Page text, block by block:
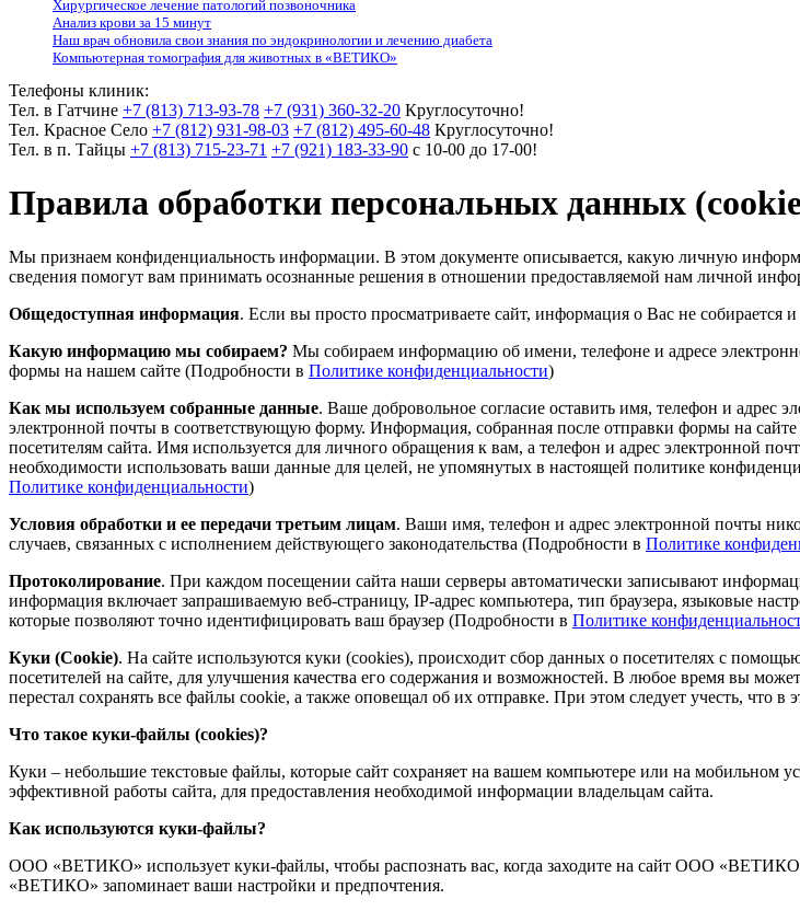
Хирургическое лечение патологий позвоночника
Анализ крови за 15 минут
Наш врач обновила свои знания по эндокринологии и лечению диабета
Компьютерная томография для животных в «ВЕТИКО»
Телефоны клиник:
Тел. в Гатчине +7 (813) 713-93-78 +7 (931) 360-32-20 Круглосуточно!
Тел. Красное Село +7 (812) 931-98-03 +7 (812) 495-60-48 Круглосуточно!
Тел. в п. Тайцы +7 (813) 715-23-71 +7 (921) 183-33-90 с 10-00 до 17-00!
Правила обработки персональных данных
Мы признаем конфиденциальность информации. В этом документе описывается, какую личную
сведения помогут вам принимать осознанные решения в отношении предоставляемой нам личной
Общедоступная информация. Если вы просто просматриваете сайт, информация о Вас не собирается и
Какую информацию мы собираем? Мы собираем информацию об имени, телефоне и адресе
формы на нашем сайте (Подробности в Политике конфиденциальности)
Как мы используем собранные данные. Ваше добровольное согласие оставить имя, телефон и адрес
электронной почты в соответствующую форму. Информация, собранная после отправки формы на
посетителям сайта. Имя используется для личного обращения к вам, а телефон и адрес электронной
необходимости использовать ваши данные для целей, не упомянутых в настоящей политике
Политике конфиденциальности)
Условия обработки и ее передачи третьим лицам. Ваши имя, телефон и адрес электронной почты
случаев, связанных с исполнением действующего законодательства (Подробности в Политике
Протоколирование. При каждом посещении сайта наши серверы автоматически записывают
информация включает запрашиваемую веб-страницу, IP-адрес компьютера, тип браузера, языковые
которые позволяют точно идентифицировать ваш браузер (Подробности в Политике
Куки (Сookie). На сайте используются куки (cookies), происходит сбор данных о посетителях с
посетителей на сайте, для улучшения качества его содержания и возможностей. В любое время вы
перестал сохранять все файлы cookie, а также оповещал об их отправке. При этом следует учесть, что
Что такое куки-файлы (cookies)?
Куки – небольшие текстовые файлы, которые сайт сохраняет на вашем компьютере или на мобильном
эффективной работы сайта, для предоставления необходимой информации владельцам сайта.
Как используются куки-файлы?
ООО «ВЕТИКО» использует куки-файлы, чтобы распознать вас, когда заходите на сайт ООО
«ВЕТИКО» запоминает ваши настройки и предпочтения.